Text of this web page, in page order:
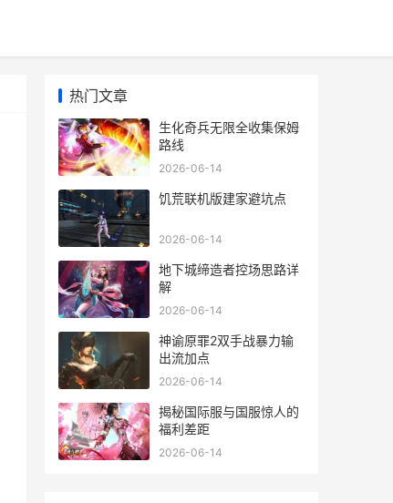
热门文章
生化奇兵无限全收集保姆
路线
2026-06-14
饥荒联机版建家避坑点
2026-06-14
地下城缔造者控场思路详
解
2026-06-14
神谕原罪2双手战暴力输
出流加点
2026-06-14
揭秘国际服与国服惊人的
福利差距
2026-06-14